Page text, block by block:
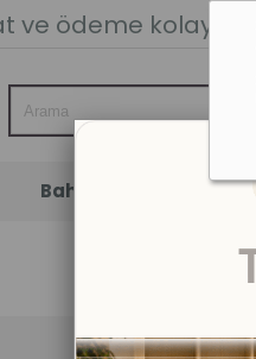
ödeme kolaylığı.
Bahçe Oyun Odası